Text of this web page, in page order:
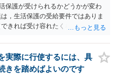
保護が受けられるかどうかが変わ
，生活保護の受給要件ではありま
きれば受け容れたくない）な姿勢
実際に行使するには、具
きを踏めばよいのです